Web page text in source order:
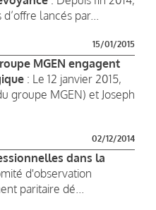
lancés par...
15/01/2015
MGEN engagent
: Le 12 janvier 2015,
groupe MGEN) et Joseph
02/12/2014
dans la
d'observation
paritaire dé...